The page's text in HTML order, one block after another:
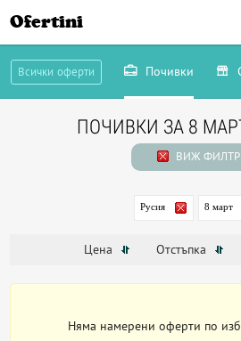
Ofertini
Всички оферти Почивки
ПОЧИВКИ ЗА 8
ВИЖ
Русия 8 март
Цена Отстъпка
Няма намерени оферти по